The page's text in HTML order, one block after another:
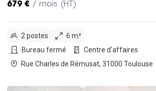
679 € / mois (HT)
2 postes
6 m²
Bureau fermé
Centre d'affaires
Rue Charles de Rémusat, 31000 Toulouse